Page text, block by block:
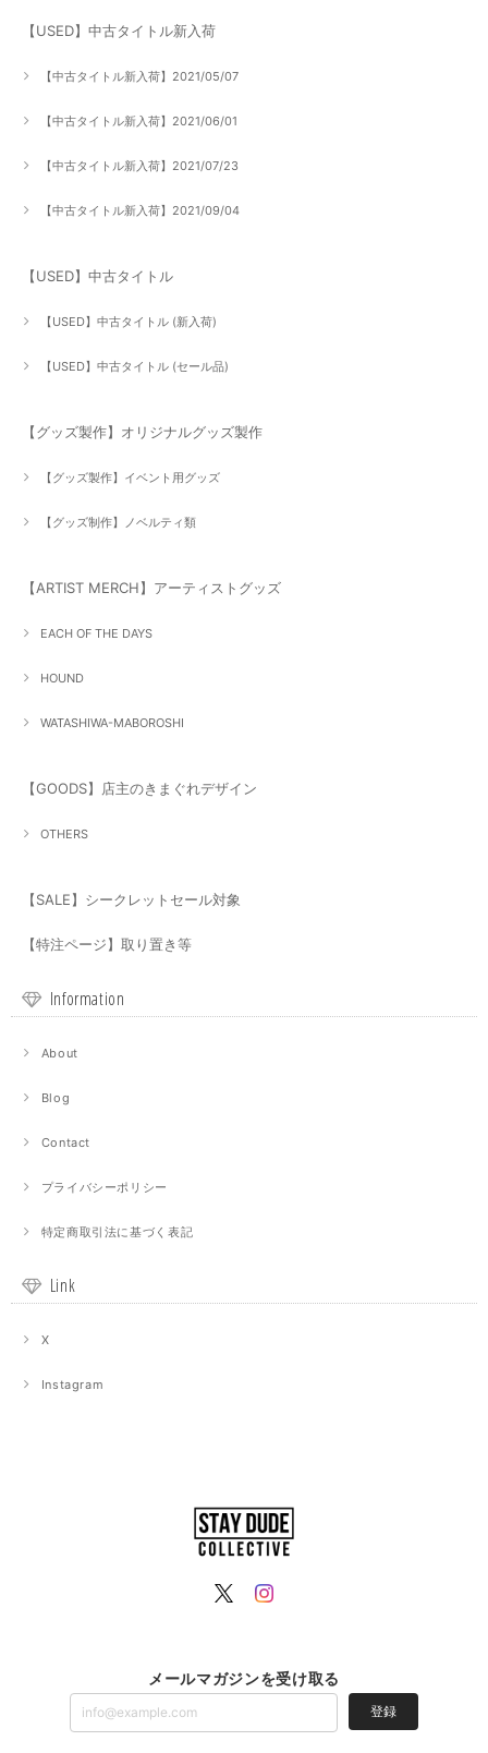
【USED】中古タイトル新入荷
【中古タイトル新入荷】2021/05/07
【中古タイトル新入荷】2021/06/01
【中古タイトル新入荷】2021/07/23
【中古タイトル新入荷】2021/09/04
【USED】中古タイトル
【USED】中古タイトル (新入荷)
【USED】中古タイトル (セール品)
【グッズ製作】オリジナルグッズ製作
【グッズ製作】イベント用グッズ
【グッズ制作】ノベルティ類
【ARTIST MERCH】アーティストグッズ
EACH OF THE DAYS
HOUND
WATASHIWA-MABOROSHI
【GOODS】店主のきまぐれデザイン
OTHERS
【SALE】シークレットセール対象
【特注ページ】取り置き等
Information
About
Blog
Contact
プライバシーポリシー
特定商取引法に基づく表記
Link
X
Instagram
メールマガジンを受け取る
登録